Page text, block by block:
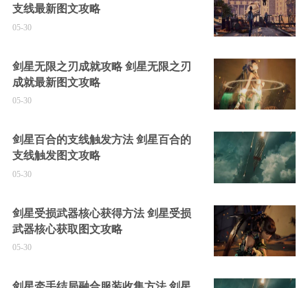
支线最新图文攻略
05-30
剑星无限之刃成就攻略 剑星无限之刃
成就最新图文攻略
05-30
剑星百合的支线触发方法 剑星百合的
支线触发图文攻略
05-30
剑星受损武器核心获得方法 剑星受损
武器核心获取图文攻略
05-30